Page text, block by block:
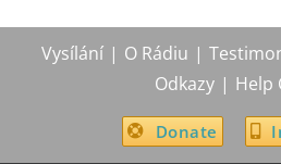
Vysílání O Rádiu
Odkazy
Help
Donate